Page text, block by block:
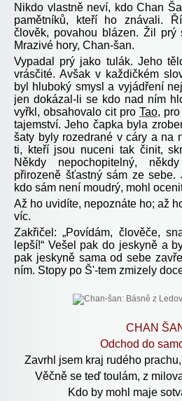
Nikdo vlastně neví, kdo Chan
pamětníků, kteří ho znávali.
člověk, povahou blázen. Žil prý
Mrazivé hory, Chan-šan.
Vypadal prý jako tulák. Jeho
vrásčité. Avšak v každičkém
byl hluboký smysl a vyjádření
jen dokázal-li se kdo nad ním
vyřkl, obsahovalo cit pro Tao,
tajemství. Jeho čapka byla
šaty byly rozedrané v cáry a na
ti, kteří jsou nuceni tak činit,
Někdy nepochopitelný,
přirozeně šťastný sám ze sebe.
kdo sám není moudrý, mohl
Až ho uvidíte, nepoznáte ho; až
víc.
Zakřičel: „Povídám, člověče,
lepší!“ Vešel pak do jeskyně a
pak jeskyně sama od sebe
ním. Stopy po Š'-tem zmizely
CHAN
Odchod do
Zavrhl jsem kraj rudého
Věčně se teď toulám, z
Kdo by mohl maje